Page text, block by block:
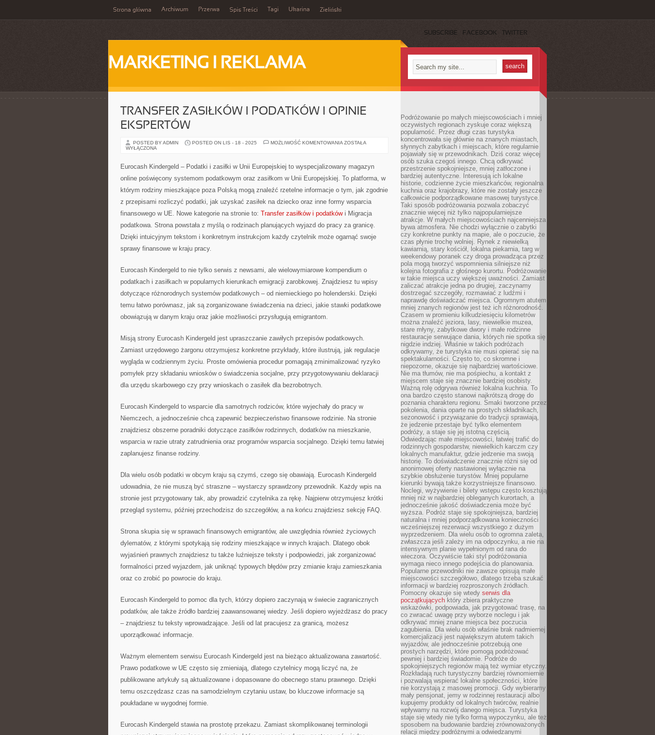
Strona główna Archiwum Przerwa Spis Treści Tagi Ukarina Zieliński
SUBSCRIBE FACEBOOK TWITTER
MARKETING I REKLAMA
TRANSFER ZASIŁKÓW I PODATKÓW I OPINIE
EKSPERTÓW
POSTED BY ADMIN POSTED ON LIS - 18 - 2025 MOŻLIWOŚĆ KOMENTOWANIA TRANSFER
OPINIE
ZOSTAŁA
WYŁĄCZONA
Eurocash Kindergeld – Podatki i zasiłki w Unii Europejskiej to wyspecjalizowany magazyn
online poświęcony systemom podatkowym oraz zasiłkom w Unii Europejskiej. To platforma, w
którym rodziny mieszkające poza Polską mogą znaleźć rzetelne informacje o tym, jak zgodnie
z przepisami rozliczyć podatki, jak uzyskać zasiłek na dziecko oraz inne formy wsparcia
finansowego w UE. Nowe kategorie na stronie to: Transfer zasiłków i podatkówi Migracja
podatkowa. Strona powstała z myślą o rodzinach planujących wyjazd do pracy za granicę.
Dzięki intuicyjnym tekstom i konkretnym instrukcjom każdy czytelnik może ogarnąć swoje
sprawy finansowe w kraju pracy.
Eurocash Kindergeld to nie tylko serwis z newsami, ale wielowymiarowe kompendium o
podatkach i zasiłkach w popularnych kierunkach emigracji zarobkowej. Znajdziesz tu wpisy
dotyczące różnorodnych systemów podatkowych – od niemieckiego po holenderski. Dzięki
temu łatwo porównasz, jak są zorganizowane świadczenia na dzieci, jakie stawki podatkowe
obowiązują w danym kraju oraz jakie możliwości przysługują emigrantom.
Misją strony Eurocash Kindergeld jest upraszczanie zawiłych przepisów podatkowych.
Zamiast urzędowego żargonu otrzymujesz konkretne przykłady, które ilustrują, jak regulacje
wygląda w codziennym życiu. Proste omówienia procedur pomagają zminimalizować ryzyko
pomyłek przy składaniu wniosków o świadczenia socjalne, przy przygotowywaniu deklaracji
dla urzędu skarbowego czy przy wnioskach o zasiłek dla bezrobotnych.
Eurocash Kindergeld to wsparcie dla samotnych rodziców, które wyjechały do pracy w
Niemczech, a jednocześnie chcą zapewnić bezpieczeństwo finansowe rodzinie. Na stronie
znajdziesz obszerne poradniki dotyczące zasiłków rodzinnych, dodatków na mieszkanie,
wsparcia w razie utraty zatrudnienia oraz programów wsparcia socjalnego. Dzięki temu łatwiej
zaplanujesz finanse rodziny.
Dla wielu osób podatki w obcym kraju są czymś, czego się obawiają. Eurocash Kindergeld
udowadnia, że nie muszą być straszne – wystarczy sprawdzony przewodnik. Każdy wpis na
stronie jest przygotowany tak, aby prowadzić czytelnika za rękę. Najpierw otrzymujesz krótki
przegląd systemu, później przechodzisz do szczegółów, a na końcu znajdziesz sekcję FAQ.
Strona skupia się w sprawach finansowych emigrantów, ale uwzględnia również życiowych
dylematów, z którymi spotykają się rodziny mieszkające w innych krajach. Dlatego obok
wyjaśnień prawnych znajdziesz tu także luźniejsze teksty i podpowiedzi, jak zorganizować
formalności przed wyjazdem, jak uniknąć typowych błędów przy zmianie kraju zamieszkania
oraz co zrobić po powrocie do kraju.
Eurocash Kindergeld to pomoc dla tych, którzy dopiero zaczynają w świecie zagranicznych
podatków, ale także źródło bardziej zaawansowanej wiedzy. Jeśli dopiero wyjeżdżasz do pracy
– znajdziesz tu teksty wprowadzające. Jeśli od lat pracujesz za granicą, możesz
uporządkować informacje.
Ważnym elementem serwisu Eurocash Kindergeld jest na bieżąco aktualizowana zawartość.
Prawo podatkowe w UE często się zmieniają, dlatego czytelnicy mogą liczyć na, że
publikowane artykuły są aktualizowane i dopasowane do obecnego stanu prawnego. Dzięki
temu oszczędzasz czas na samodzielnym czytaniu ustaw, bo kluczowe informacje są
poukładane w wygodnej formie.
Eurocash Kindergeld stawia na prostotę przekazu. Zamiast skomplikowanej terminologii
Podróżowanie po małych miejscowościach i mniej
oczywistych regionach zyskuje coraz większą
popularność. Przez długi czas turystyka
koncentrowała się głównie na znanych miastach,
słynnych zabytkach i miejscach, które regularnie
pojawiały się w przewodnikach. Dziś coraz więcej
osób szuka czegoś innego. Chcą odkrywać
przestrzenie spokojniejsze, mniej zatłoczone i
bardziej autentyczne. Interesują ich lokalne
historie, codzienne życie mieszkańców, regionalna
kuchnia oraz krajobrazy, które nie zostały jeszcze
całkowicie podporządkowane masowej turystyce.
Taki sposób podróżowania pozwala zobaczyć
znacznie więcej niż tylko najpopularniejsze
atrakcje. W małych miejscowościach najcenniejsza
bywa atmosfera. Nie chodzi wyłącznie o zabytki
czy konkretne punkty na mapie, ale o poczucie, że
czas płynie trochę wolniej. Rynek z niewielką
kawiarnią, stary kościół, lokalna piekarnia, targ w
weekendowy poranek czy droga prowadząca przez
pola mogą tworzyć wspomnienia silniejsze niż
kolejna fotografia z głośnego kurortu. Podróżowanie
w takie miejsca uczy większej uważności. Zamiast
zaliczać atrakcje jedna po drugiej, zaczynamy
dostrzegać szczegóły, rozmawiać z ludźmi i
naprawdę doświadczać miejsca. Ogromnym atutem
mniej znanych regionów jest też ich różnorodność.
Czasem w promieniu kilkudziesięciu kilometrów
można znaleźć jeziora, lasy, niewielkie muzea,
stare młyny, zabytkowe dwory i małe rodzinne
restauracje serwujące dania, których nie spotka się
nigdzie indziej. Właśnie w takich podróżach
odkrywamy, że turystyka nie musi opierać się na
spektakularności. Często to, co skromne i
niepozorne, okazuje się najbardziej wartościowe.
Nie ma tłumów, nie ma pośpiechu, a kontakt z
miejscem staje się znacznie bardziej osobisty.
Ważną rolę odgrywa również lokalna kuchnia. To
ona bardzo często stanowi najkrótszą drogę do
poznania charakteru regionu. Smaki tworzone przez
pokolenia, dania oparte na prostych składnikach,
sezonowość i przywiązanie do tradycji sprawiają,
że jedzenie przestaje być tylko elementem
podróży, a staje się jej istotną częścią.
Odwiedzając małe miejscowości, łatwiej trafić do
rodzinnych gospodarstw, niewielkich karczm czy
lokalnych manufaktur, gdzie jedzenie ma swoją
historię. To doświadczenie znacznie różni się od
anonimowej oferty nastawionej wyłącznie na
szybkie obsłużenie turystów. Mniej popularne
kierunki bywają także korzystniejsze finansowo.
Noclegi, wyżywienie i bilety wstępu często kosztują
mniej niż w najbardziej obleganych kurortach, a
jednocześnie jakość doświadczenia może być
wyższa. Podróż staje się spokojniejsza, bardziej
naturalna i mniej podporządkowana konieczności
wcześniejszej rezerwacji wszystkiego z dużym
wyprzedzeniem. Dla wielu osób to ogromna zaleta,
zwłaszcza jeśli zależy im na odpoczynku, a nie na
intensywnym planie wypełnionym od rana do
wieczora. Oczywiście taki styl podróżowania
wymaga nieco innego podejścia do planowania.
Popularne przewodniki nie zawsze opisują małe
miejscowości szczegółowo, dlatego trzeba szukać
informacji w bardziej rozproszonych źródłach.
Pomocny okazuje się wtedy serwis dla
początkujących który zbiera praktyczne
wskazówki, podpowiada, jak przygotować trasę, na
co zwracać uwagę przy wyborze noclegu i jak
odkrywać mniej znane miejsca bez poczucia
zagubienia. Dla wielu osób właśnie brak nadmiernej
komercjalizacji jest największym atutem takich
wyjazdów, ale jednocześnie potrzebują one
prostych narzędzi, które pomogą podróżować
pewniej i bardziej świadomie. Podróże do
spokojniejszych regionów mają też wymiar etyczny.
Rozkładają ruch turystyczny bardziej równomiernie
i pozwalają wspierać lokalne społeczności, które
nie korzystają z masowej promocji. Gdy wybieramy
mały pensjonat, jemy w rodzinnej restauracji albo
kupujemy produkty od lokalnych twórców, realnie
wpływamy na rozwój danego miejsca. Turystyka
staje się wtedy nie tylko formą wypoczynku, ale też
sposobem na budowanie bardziej zrównoważonych
relacji między podróżnymi a odwiedzanymi